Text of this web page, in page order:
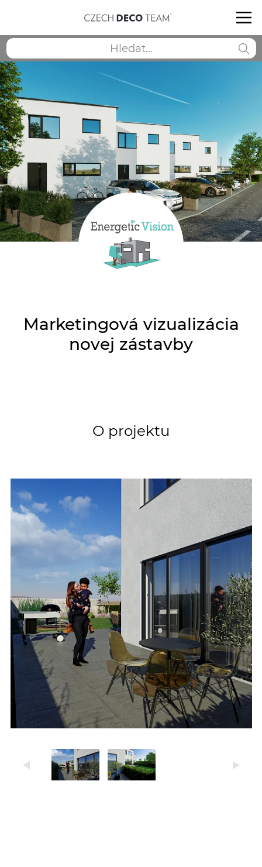
Marketingová vizualizácia
novej zástavby
O projektu